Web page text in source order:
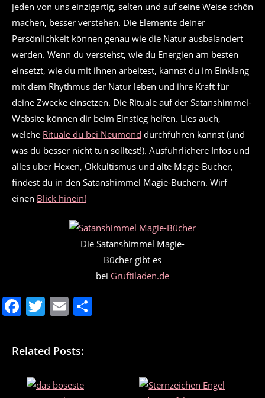
jeden von uns einzigartig, selten und auf seine Weise schön
machen, besser verstehen. Die Elemente deiner
Persönlichkeit können genau wie die Natur ausbalanciert
werden. Wenn du verstehst, wie du Energien am besten
einsetzt, wie du mit ihnen arbeitest, kannst du im Einklang
mit dem Rhythmus der Natur leben und ihre Kraft für
deine Zwecke einsetzen. Die Rituale auf der Satanshimmel-
Website können dir beim Einstieg helfen. Lies auch,
welche Rituale du bei Neumond durchführen kannst (und
was du besser nicht tun solltest!). Ausführlichere Infos und
alles über Hexen, Okkultismus und alte Magie-Bücher,
findest du in den Satanshimmel Magie-Büchern. Wirf
einen Blick hinein!
Die Satanshimmel Magie-
Bücher gibt es
bei Gruftiladen.de
F
c
e
b
T
itt
er
E
ai
l
Related Posts: